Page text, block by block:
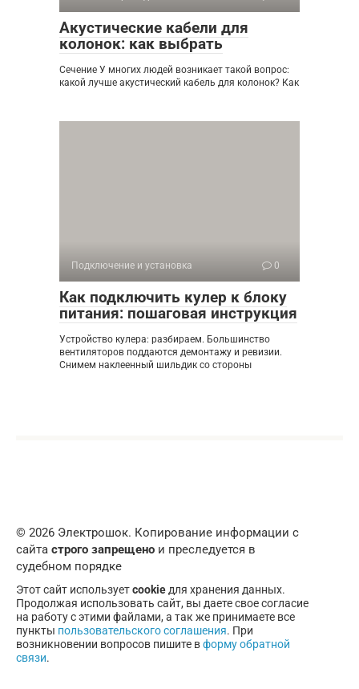
Акустические кабели для
колонок: как выбрать
Сечение У многих людей возникает такой вопрос:
какой лучше акустический кабель для колонок? Как
Подключение и установка 0
Как подключить кулер к блоку
питания: пошаговая инструкция
Устройство кулера: разбираем. Большинство
вентиляторов поддаются демонтажу и ревизии.
Снимем наклеенный шильдик со стороны
© 2026 Электрошок. Копирование информации с
сайта строго запрещено и преследуется в
судебном порядке
Этот сайт используетcookie для хранения данных.
Продолжая использовать сайт, вы даете свое согласие
на работу с этими файлами, а так же принимаете все
пункты пользовательского соглашения. При
возникновении вопросов пишите вформу обратной
связи.